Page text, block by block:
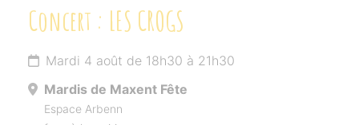
Concert : LES CROGS
Mardi 4 août de 18h30 à 21h30
Mardis de Maxent Fête
Espace Arbenn